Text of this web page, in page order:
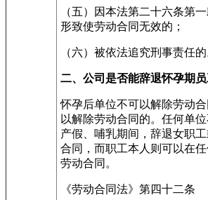
（五）因本法第二十六条第
形致使劳动合同无效的；
（六）被依法追究刑事责任的
二、公司是否能辞退怀孕期
怀孕后单位不可以解除劳动
以解除劳动合同的。任何单位
产假、哺乳期间，辞退女职
合同，而职工本人则可以在
劳动合同。
《劳动合同法》第四十二条